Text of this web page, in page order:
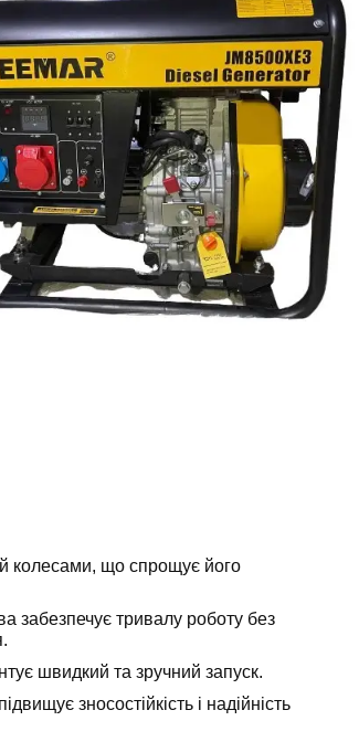
колесами, що спрощує його
забезпечує тривалу роботу без
швидкий та зручний запуск.
зносостійкість і надійність